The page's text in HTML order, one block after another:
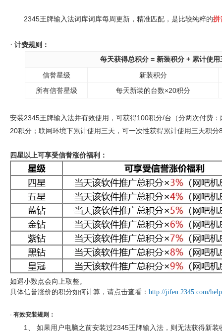
2345王牌输入法词库词库每周更新， 精准匹配， 是比较纯粹的拼
· 计费规则：
每天获得总积分 = 新装积分 + 累计使用
信誉星级
新装积分
所有信誉星级
每天新装的台数×20积分
安装2345王牌输入法并有效使用，可获得100积分/台（分两次付费
20积分；联网环境下累计使用三天，可一次性获得累计使用三天积分
四星以上可享受信誉涨价福利：
如遇小数点会向上取整。
具体信誉涨价的积分如何计算，请点击查看： http://jifen.2345.com/
· 有效安装规则：
1、
如果用户电脑之前安装过2345王牌输入法，则无法获得新